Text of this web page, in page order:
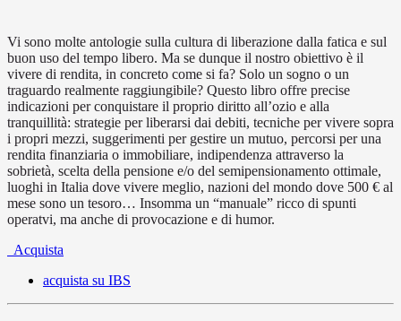
Vi sono molte antologie sulla cultura di liberazione dalla fatica e sul
buon uso del tempo libero. Ma se dunque il nostro obiettivo è il
vivere di rendita, in concreto come si fa? Solo un sogno o un
traguardo realmente raggiungibile? Questo libro offre precise
indicazioni per conquistare il proprio diritto all’ozio e alla
tranquillità: strategie per liberarsi dai debiti, tecniche per vivere sopra
i propri mezzi, suggerimenti per gestire un mutuo, percorsi per una
rendita finanziaria o immobiliare, indipendenza attraverso la
sobrietà, scelta della pensione e/o del semipensionamento ottimale,
luoghi in Italia dove vivere meglio, nazioni del mondo dove 500 € al
mese sono un tesoro… Insomma un “manuale” ricco di spunti
operatvi, ma anche di provocazione e di humor.
Acquista
acquista su IBS